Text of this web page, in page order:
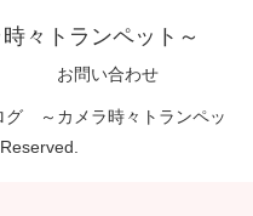
々トランペット～
お問い合わせ
グ ～カメラ時々トランペッ